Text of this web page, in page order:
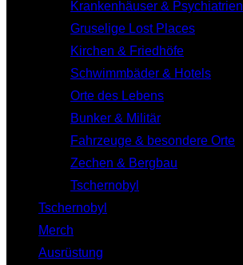
Krankenhäuser & Psychiatrien
Gruselige Lost Places
Kirchen & Friedhöfe
Schwimmbäder & Hotels
Orte des Lebens
Bunker & Militär
Fahrzeuge & besondere Orte
Zechen & Bergbau
Tschernobyl
Tschernobyl
Merch
Ausrüstung